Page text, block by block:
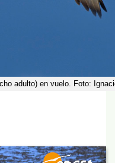
adulto) en vuelo. Foto: